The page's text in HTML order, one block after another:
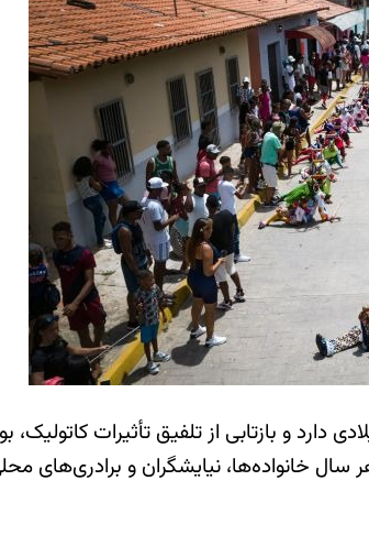
و بازتابی از تلفیق تأثیرات کاتولیک،
خانواده‌ها، نیایشگران و برادری‌های